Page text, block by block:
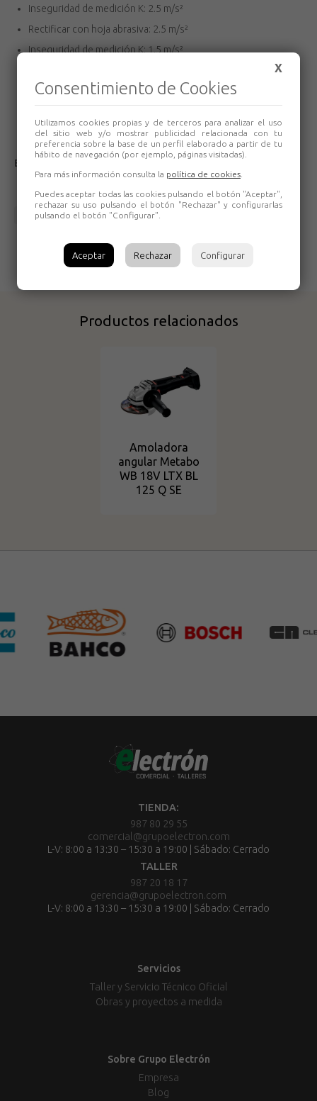
Inseguridad de medición K: 2.5 m/s²
Rectificar con hoja abrasiva: 2.5 m/s²
Inseguridad de medición K: 1.5 m/s²
Nivel de potencia acústica (LwA): 93 dB(A)
El cargador y las baterías se venden aparte
Volver
Productos relacionados
Amoladora
angular Metabo
WB 18V LTX BL
125 Q SE
TIENDA:
987 80 29 55
comercial@grupoelectron.com
L-V: 8:00 a 13:30 – 15:30 a 19:00 | Sábado: Cerrado
TALLER
987 20 18 17
gerencia@grupoelectron.com
L-V: 8:00 a 13:30 – 15:30 a 19:00 | Sábado: Cerrado
Servicios
Taller y Servicio Técnico Oficial
Obras y proyectos a medida
Sobre Grupo Electrón
Empresa
Blog
X
Consentimiento de Cookies
Utilizamos cookies propias y de terceros para analizar el uso
del sitio web y/o mostrar publicidad relacionada con tu
preferencia sobre la base de un perfil elaborado a partir de tu
hábito de navegación (por ejemplo, páginas visitadas).
Para más información consulta la política de cookies
Puedes aceptar todas las cookies pulsando el botón "Aceptar",
rechazar su uso pulsando el botón "Rechazar" y configurarlas
pulsando el botón "Configurar".
Aceptar Rechazar Configurar